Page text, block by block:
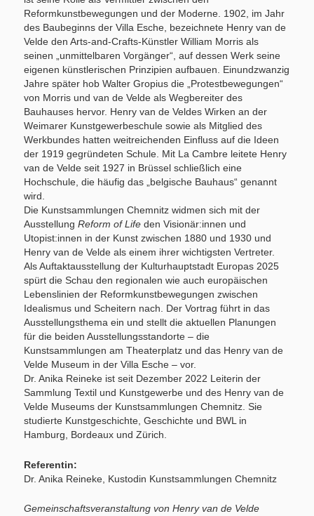
Reformkunstbewegungen und der Moderne. 1902, im Jahr
des Baubeginns der Villa Esche, bezeichnete Henry van de
Velde den Arts-and-Crafts-Künstler William Morris als
seinen „unmittelbaren Vorgänger“, auf dessen Werk seine
eigenen künstlerischen Prinzipien aufbauen. Einundzwanzig
Jahre später hob Walter Gropius die „Protestbewegungen“
von Morris und van de Velde als Wegbereiter des
Bauhauses hervor. Henry van de Veldes Wirken an der
Weimarer Kunstgewerbeschule sowie als Mitglied des
Werkbundes hatten weitreichenden Einfluss auf die Ideen
der 1919 gegründeten Schule. Mit La Cambre leitete Henry
van de Velde seit 1927 in Brüssel schließlich eine
Hochschule, die häufig das „belgische Bauhaus“ genannt
wird.
Die Kunstsammlungen Chemnitz widmen sich mit der
AusstellungReform of Life den Visionär:innen und
Utopist:innen in der Kunst zwischen 1880 und 1930 und
Henry van de Velde als einem ihrer wichtigsten Vertreter.
Als Auftaktausstellung der Kulturhauptstadt Europas 2025
spürt die Schau den regionalen wie auch europäischen
Lebenslinien der Reformkunstbewegungen zwischen
Idealismus und Scheitern nach. Der Vortrag führt in das
Ausstellungsthema ein und stellt die aktuellen Planungen
für die beiden Ausstellungsstandorte – die
Kunstsammlungen am Theaterplatz und das Henry van de
Velde Museum in der Villa Esche – vor.
Dr. Anika Reineke ist seit Dezember 2022 Leiterin der
Sammlung Textil und Kunstgewerbe und des Henry van de
Velde Museums der Kunstsammlungen Chemnitz. Sie
studierte Kunstgeschichte, Geschichte und BWL in
Hamburg, Bordeaux und Zürich.
Referentin:
Dr. Anika Reineke, Kustodin Kunstsammlungen Chemnitz
Gemeinschaftsveranstaltung von Henry van de Velde